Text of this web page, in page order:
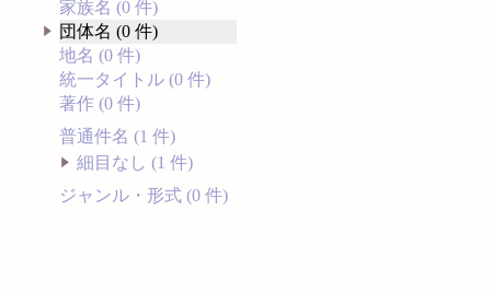
家族名 (0 件)
団体名 (0 件)
地名 (0 件)
統一タイトル (0 件)
著作 (0 件)
普通件名 (1 件)
細目なし (1 件)
ジャンル・形式 (0 件)